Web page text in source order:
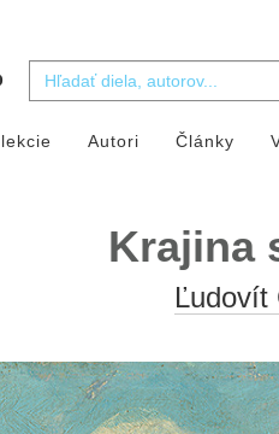
Autori Články
Krajina
Ľudovít